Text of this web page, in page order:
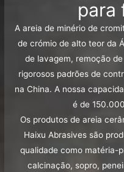
para
A areia de minério de
de crómio de alto teor da
de lavagem, remoção
rigorosos padrões de
na China. A nossa
é de
Os produtos de areia
Haixu Abrasives são
qualidade como matéria-
calcinação, sopro,